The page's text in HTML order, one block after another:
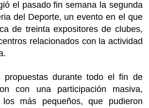
el pasado fin semana la segunda
del Deporte, un evento en el que
de treinta expositores de clubes,
relacionados con la actividad
propuestas durante todo el fin de
con una participación masiva,
más pequeños, que pudieron